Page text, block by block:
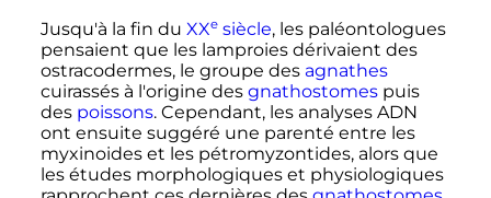
Jusqu'à la fin du XXesiècle, les paléontologues
pensaient que les lamproies dérivaient des
ostracodermes, le groupe des agnathes
cuirassés à l'origine des gnathostomespuis
des poissons. Cependant, les analyses ADN
ont ensuite suggéré une parenté entre les
myxinoides et les pétromyzontides, alors que
les études morphologiques et physiologiques